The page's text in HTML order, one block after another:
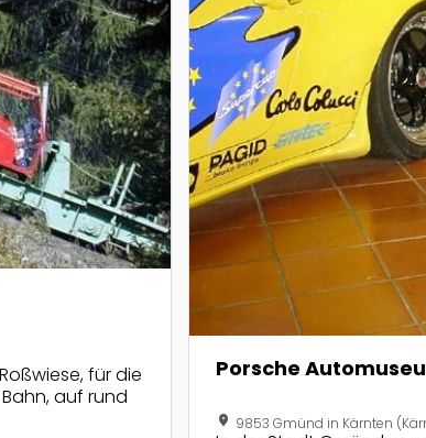
für die
auf rund
Porsche
location_on 9853 Gmünd in Kärnten